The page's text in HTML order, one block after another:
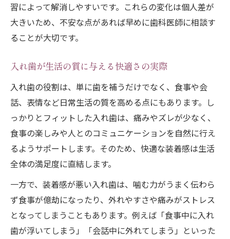
習によって解消しやすいです。これらの変化は個人差が
大きいため、不安な点があれば早めに歯科医師に相談す
ることが大切です。
入れ歯が生活の質に与える快適さの実際
入れ歯の役割は、単に歯を補うだけでなく、食事や会
話、表情など日常生活の質を高める点にもあります。し
っかりとフィットした入れ歯は、痛みやズレが少なく、
食事の楽しみや人とのコミュニケーションを自然に行え
るようサポートします。そのため、快適な装着感は生活
全体の満足度に直結します。
一方で、装着感が悪い入れ歯は、噛む力がうまく伝わら
ず食事が億劫になったり、外れやすさや痛みがストレス
となってしまうこともあります。例えば「食事中に入れ
歯が浮いてしまう」「会話中に外れてしまう」といった